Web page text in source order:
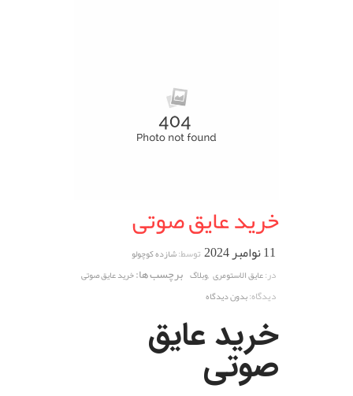
خرید عایق صوتی
11 نوامبر 2024 توسط:شازده کوچولو
در:عایق الاستومری ,وبلاگ برچسب ها:خرید عایق صوتی
دیدگاه:بدون دیدگاه
خرید عایق
صوتی